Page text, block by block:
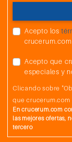
Acepto los
Acepto que
especiales y
Clicando sobre
que
En crucerum.com
las mejores ofertas,
tercero